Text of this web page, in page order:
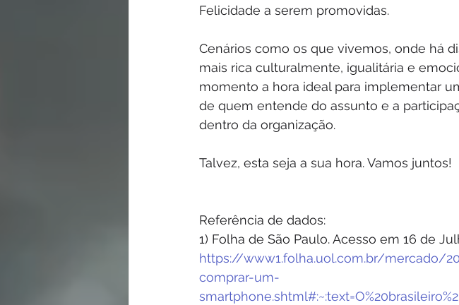
Felicidade a serem promovidas.
Cenários como os que vivemos, onde há
mais rica culturalmente, igualitária e
momento a hora ideal para implementar
de quem entende do assunto e a
dentro da organização.
Talvez, esta seja a sua hora. Vamos juntos!
Referência de dados:
1) Folha de São Paulo. Acesso em 16 de
https://www1.folha.uol.com.br/mercado/
comprar-um-